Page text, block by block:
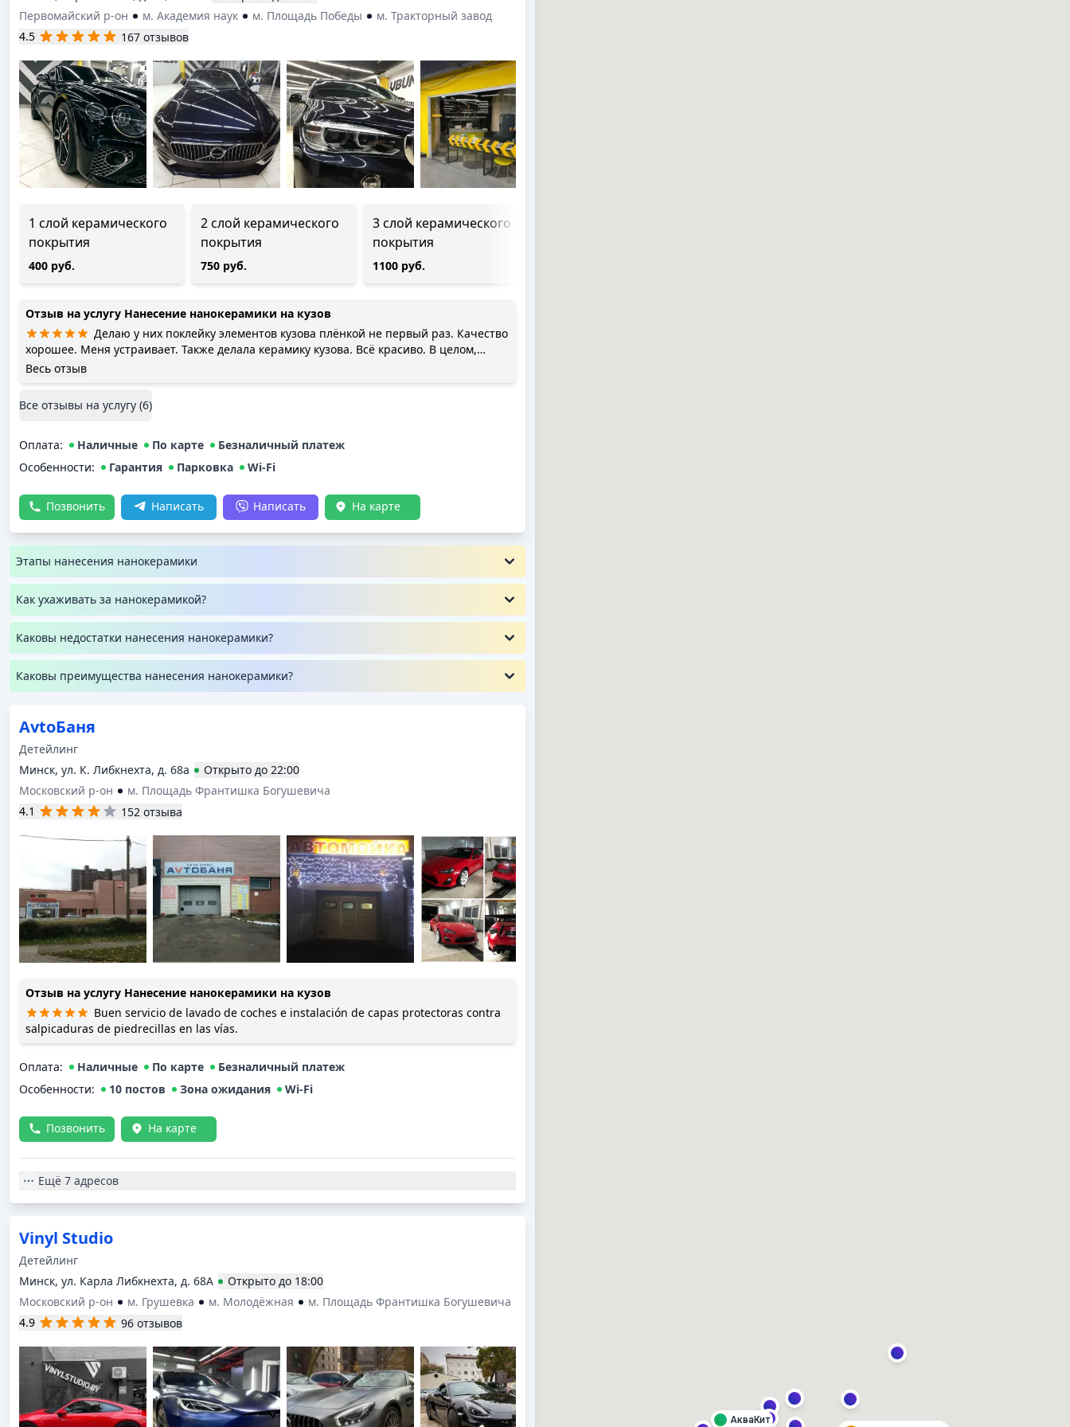
АкваКит
Первомайский р-он
м. Академия наук м. Площадь Победы
м. Тракторный завод
4.5
167 отзывов
1 слой керамического
покрытия
400 руб.
2 слой керамического
покрытия
750 руб.
3 слой керамического
покрытия
1100 руб.
Отзыв на услугу Нанесение нанокерамики на кузов
Делаю у них поклейку элементов кузова плёнкой не первый раз. Качество
хорошее. Меня устраивает. Также делала керамику кузова. Всё красиво. В целом,
впечатления положительные.
Весь отзыв
Все отзывы на услугу (6)
Оплата: Наличные По карте
Безналичный платеж
Особенности:
Гарантия Парковка Wi-Fi
Позвонить Написать Написать На карте
Этапы нанесения нанокерамики
Как ухаживать за нанокерамикой?
Каковы недостатки нанесения нанокерамики?
Каковы преимущества нанесения нанокерамики?
AvtoБаня
Детейлинг
Минск, ул. К. Либкнехта, д. 68а
Открыто до 22:00
Московский р-он
м. Площадь Франтишка Богушевича
4.1
152 отзыва
Отзыв на услугу Нанесение нанокерамики на кузов
Buen servicio de lavado de coches e instalación de capas protectoras contra
salpicaduras de piedrecillas en las vías.
Оплата: Наличные По карте
Безналичный платеж
Особенности:
10 постов Зона ожидания Wi-Fi
Позвонить На карте
Ещё 7 адресов
Vinyl Studio
Детейлинг
Минск, ул. Карла Либкнехта, д. 68А
Открыто до 18:00
Московский р-он
м. Грушевка м. Молодёжная
м. Площадь Франтишка Богушевича
4.9
96 отзывов